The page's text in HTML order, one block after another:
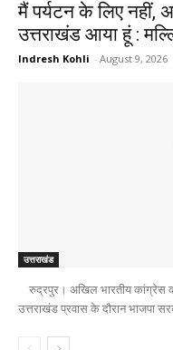
मैं पर्यटन के लिए नहीं,
उत्तराखंड आया हूं :
Indresh Kohli - August 9, 2026
उत्तराखंड
रुद्रपुर। अखिल भारतीय कांग्रेस
उत्तराखंड प्रवास के दौरान भाजपा